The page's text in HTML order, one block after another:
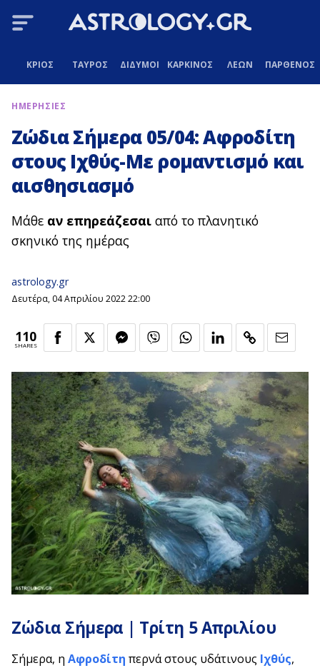
ΚΡΙΟΣ ΤΑΥΡΟΣ ΔΙΔΥΜΟΙ ΚΑΡΚΙΝΟΣ ΛΕΩΝ ΠΑΡΘΕΝΟΣ
ΗΜΕΡΗΣΙΕΣ
Ζώδια Σήμερα 05/04: Αφροδίτη
στους Ιχθύς-Με ρομαντισμό και
αισθησιασμό
Μάθε αν επηρεάζεσαι από το πλανητικό
σκηνικό της ημέρας
astrology.gr
Δευτέρα, 04 Απριλίου 2022 22:00
110
SHARES
Ζώδια Σήμερα | Τρίτη 5 Απριλίου
Σήμερα, η Αφροδίτη περνά στους υδάτινους Ιχθύς,